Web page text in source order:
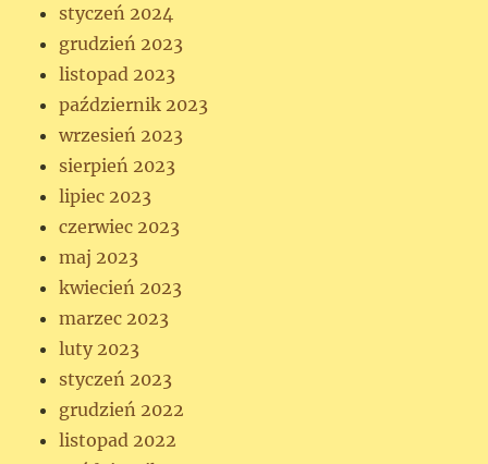
styczeń 2024
grudzień 2023
listopad 2023
październik 2023
wrzesień 2023
sierpień 2023
lipiec 2023
czerwiec 2023
maj 2023
kwiecień 2023
marzec 2023
luty 2023
styczeń 2023
grudzień 2022
listopad 2022